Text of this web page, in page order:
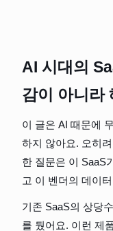
AI 시대의
감이 아니라
이 글은 AI 때문에
하지 않아요. 오히
한 질문은 이 SaaS
고 이 벤더의 데이
기존 SaaS의 상당
를 뒀어요. 이런 제